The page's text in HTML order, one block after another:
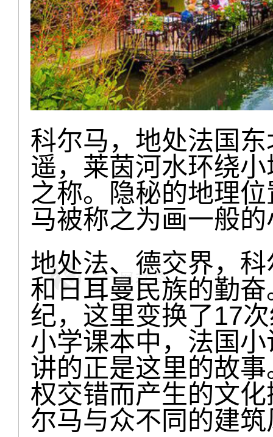
科尔马，地处法国
遥，莱茵河水环绕小
之称。隐秘的地理
马被称之为画一般
地处法、德交界，
和日耳曼民族的勤
纪，这里变换了17
小学课本中，法国
讲的正是这里的故
权交错而产生的文
尔马与众不同的建